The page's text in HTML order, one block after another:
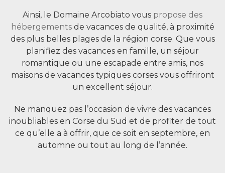
Ainsi, le Domaine Arcobiato vous propose des
hébergementsde vacances de qualité, à proximité
des plus belles plages de la région corse. Que vous
planifiez des vacances en famille, un séjour
romantique ou une escapade entre amis, nos
maisons de vacances typiques corses vous offriront
un excellent séjour.
Ne manquez pas l’occasion de vivre des vacances
inoubliables en Corse du Sud et de profiter de tout
ce qu’elle a à offrir, que ce soit en septembre, en
automne ou tout au long de l’année.